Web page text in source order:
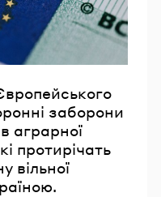
заборони
аграрної
протирічать
вільної